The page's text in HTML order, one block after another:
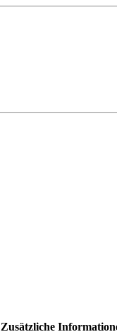
Zusätzliche